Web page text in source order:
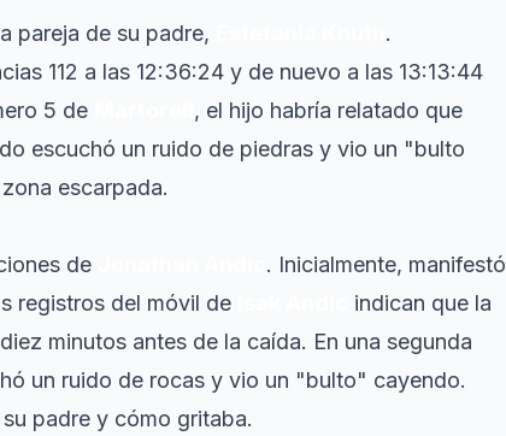
pareja de su padre,
.
112 a las 12:36:24 y de nuevo a las 13:13:44
5 de
, el hijo habría relatado que
escuchó un ruido de piedras y vio un "bulto
escarpada.
de
. Inicialmente, manifestó
registros del móvil de
indican que la
minutos antes de la caída. En una segunda
un ruido de rocas y vio un "bulto" cayendo.
padre y cómo gritaba.